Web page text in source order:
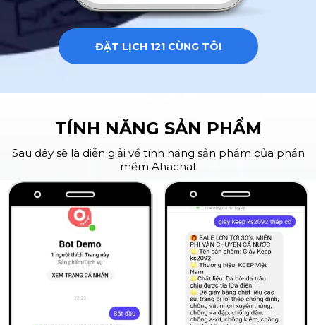
ĐẶT LỊCH 121 CÙNG TÔI
TÍNH NĂNG SẢN PHẨM
Sau đây sẽ là diễn giải về tính năng sản phẩm của phần
mềm Ahachat